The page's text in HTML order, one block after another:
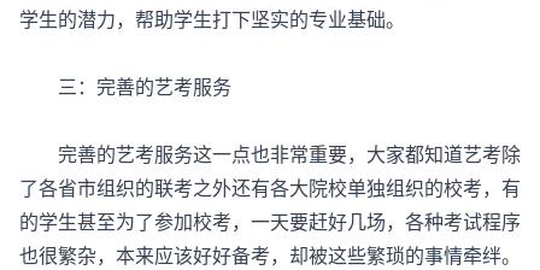
学生的潜力，帮助学生打下坚实的专业基础。
三：完善的艺考服务
完善的艺考服务这一点也非常重要，大家都知道艺考除
了各省市组织的联考之外还有各大院校单独组织的校考，有
的学生甚至为了参加校考，一天要赶好几场，各种考试程序
也很繁杂，本来应该好好备考，却被这些繁琐的事情牵绊。